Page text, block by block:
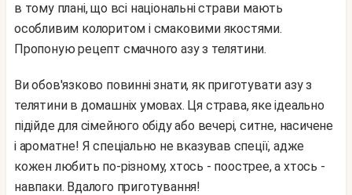
в тому плані, що всі національні страви мають
особливим колоритом і смаковими якостями.
Пропоную рецепт смачного азу з телятини.
Ви обов'язково повинні знати, як приготувати азу з
телятини в домашніх умовах. Ця страва, яке ідеально
підійде для сімейного обіду або вечері, ситне, насичене
і ароматне! Я спеціально не вказував спеції, адже
кожен любить по-різному, хтось - поострее, а хтось -
навпаки. Вдалого приготування!